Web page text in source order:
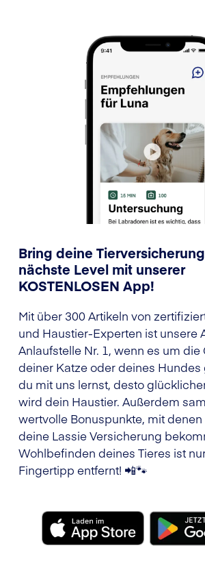
Bring deine
nächste Level mit unserer
KOSTENLOSEN App!
Mit über 300 Artikeln von
und Haustier-Experten ist unsere
Anlaufstelle Nr. 1, wenn es um
deiner Katze oder deines Hundes
du mit uns lernst, desto
wird dein Haustier. Außerdem
wertvolle Bonuspunkte, mit
deine Lassie Versicherung
Wohlbefinden deines Tieres ist
Fingertipp entfernt! 📲🐾